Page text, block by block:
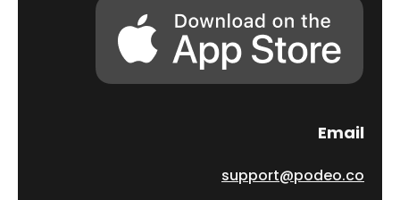
Email
support@podeo.co